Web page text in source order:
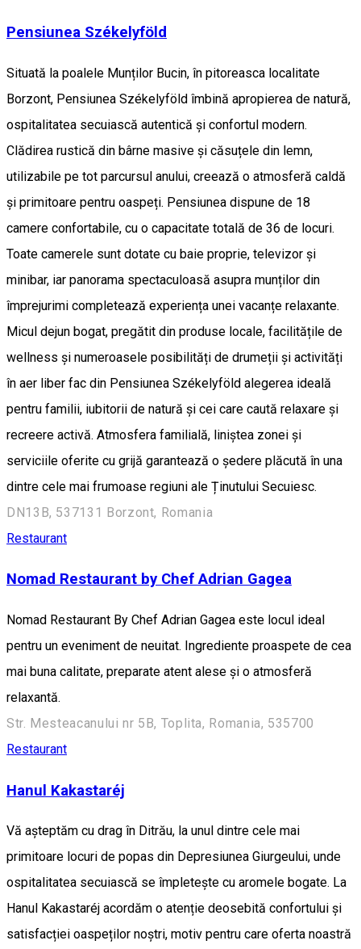
Pensiunea Székelyföld
Situată la poalele Munților Bucin, în pitoreasca localitate
Borzont, Pensiunea Székelyföld îmbină apropierea de natură,
ospitalitatea secuiască autentică și confortul modern.
Clădirea rustică din bârne masive și căsuțele din lemn,
utilizabile pe tot parcursul anului, creează o atmosferă caldă
și primitoare pentru oaspeți. Pensiunea dispune de 18
camere confortabile, cu o capacitate totală de 36 de locuri.
Toate camerele sunt dotate cu baie proprie, televizor și
minibar, iar panorama spectaculoasă asupra munților din
împrejurimi completează experiența unei vacanțe relaxante.
Micul dejun bogat, pregătit din produse locale, facilitățile de
wellness și numeroasele posibilități de drumeții și activități
în aer liber fac din Pensiunea Székelyföld alegerea ideală
pentru familii, iubitorii de natură și cei care caută relaxare și
recreere activă. Atmosfera familială, liniștea zonei și
serviciile oferite cu grijă garantează o ședere plăcută în una
dintre cele mai frumoase regiuni ale Ținutului Secuiesc.
DN13B, 537131 Borzont, Romania
Restaurant
Nomad Restaurant by Chef Adrian Gagea
Nomad Restaurant By Chef Adrian Gagea este locul ideal
pentru un eveniment de neuitat. Ingrediente proaspete de cea
mai buna calitate, preparate atent alese și o atmosferă
relaxantă.
Str. Mesteacanului nr 5B, Toplita, Romania, 535700
Restaurant
Hanul Kakastaréj
Vă așteptăm cu drag în Ditrău, la unul dintre cele mai
primitoare locuri de popas din Depresiunea Giurgeului, unde
ospitalitatea secuiască se împletește cu aromele bogate. La
Hanul Kakastaréj acordăm o atenție deosebită confortului și
satisfacției oaspeților noștri, motiv pentru care oferta noastră